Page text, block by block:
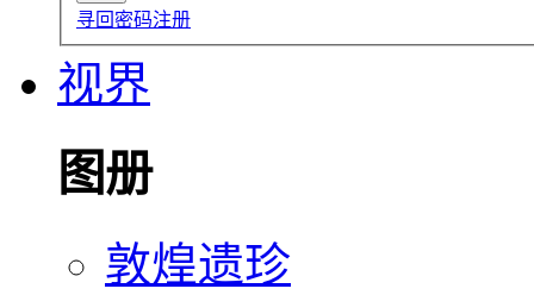
寻回密码注册
视界
图册
敦煌遗珍